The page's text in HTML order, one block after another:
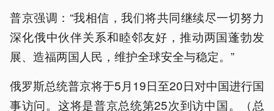
普京强调：“我相信，我们将共同继续尽一切努力
深化俄中伙伴关系和睦邻友好，推动两国蓬勃发
展、造福两国人民，维护全球安全与稳定。”
俄罗斯总统普京将于5月19日至20日对中国进行国
事访问。这将是普京总统第25次到访中国。（总